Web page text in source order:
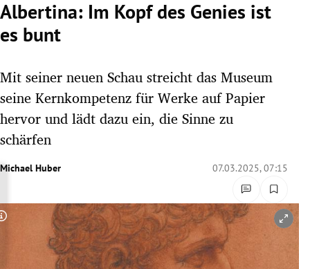
Untermenü
Untermenü
Untermenü
Albertina: Im Kopf des Genies ist
es bunt
Mit seiner neuen Schau streicht das Museum
seine Kernkompetenz für Werke auf Papier
hervor und lädt dazu ein, die Sinne zu
schärfen
Michael Huber 07.03.2025, 07:15
Copyright-Hinweis öffnen/schließen